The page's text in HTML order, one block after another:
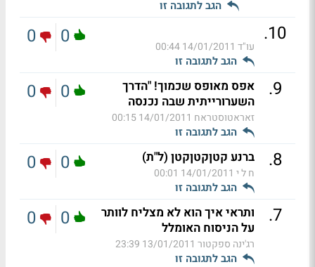
הגב לתגובה זו
10
.
עו"ד 14/01/2011 00:44
הגב לתגובה זו
0
0
9
.
אפס מאופס שכמוך! "הדרך
השערורייתית שבה נכנסה
זאראטוסטראח 14/01/2011 00:15
הגב לתגובה זו
0
0
8
. ברנע קטןקטןקטן (ל"ת)
ח ל י 14/01/2011 00:01
הגב לתגובה זו
0
0
7
.
ותראי איך הוא לא מצליח לוותר
על הניסוח האומלל
רג'ינה ספקטור 13/01/2011 23:39
הגב לתגובה זו
0
0